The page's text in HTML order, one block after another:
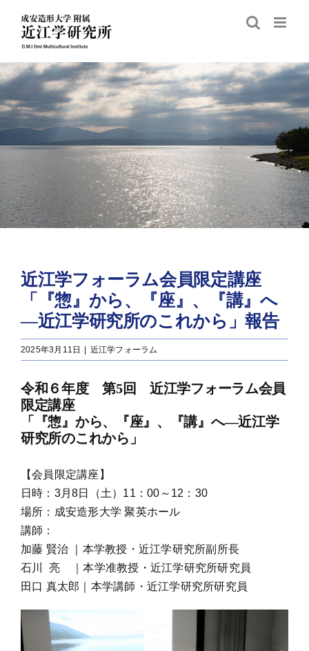
content
近江学フォーラム会員限定講座
「『惣』から、『座』、『講』へ
―近江学研究所のこれから」報告
2025年3月11日 近江学フォーラム
令和６年度 第5回 近江学フォーラム会員
限定講座
「『惣』から、『座』、『講』へ―近江学
研究所のこれから」
【会員限定講座】
日時：3月8日（土）11：00～12：30
場所：成安造形大学 聚英ホール
講師：
加藤 賢治 ｜本学教授・近江学研究所副所長
石川 亮 ｜本学准教授・近江学研究所研究員
田口 真太郎｜本学講師・近江学研究所研究員